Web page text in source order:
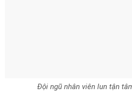
Đội ngũ nhân viên lun tận